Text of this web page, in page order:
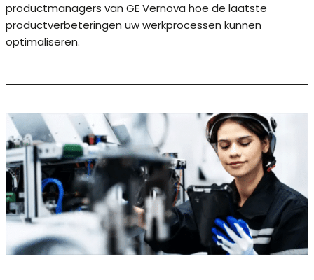
productmanagers van GE Vernova hoe de laatste
productverbeteringen uw werkprocessen kunnen
optimaliseren.